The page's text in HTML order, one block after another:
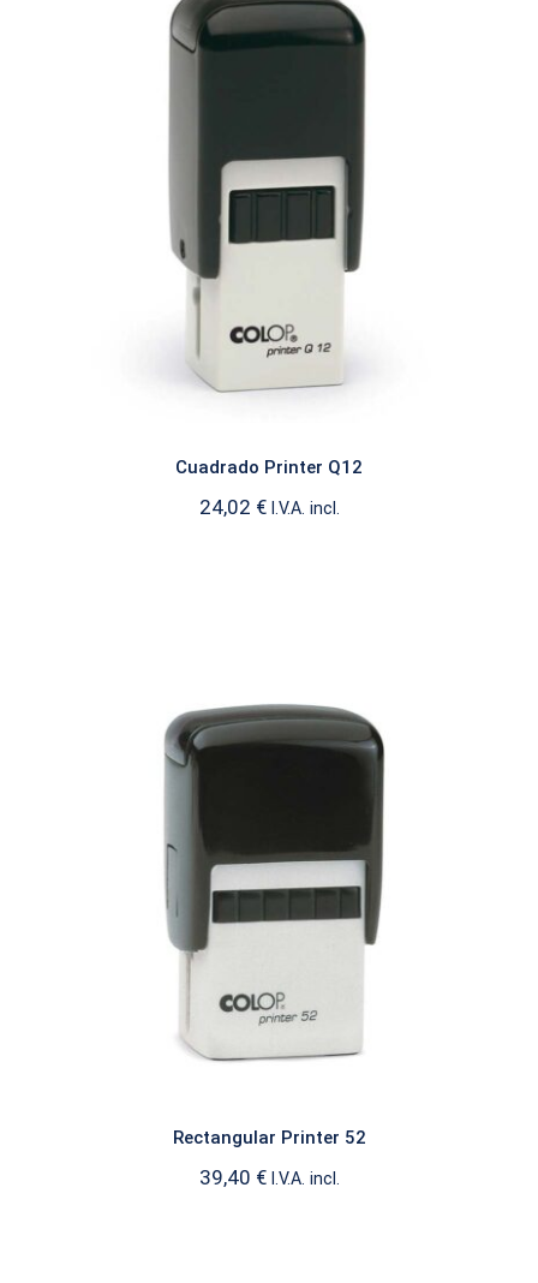
Cuadrado Printer Q12
CUADRADO
Cuadrado Printer Q12
24,02 € I.V.A. incl.
Rectangular Printer 52
PRINTER RECTANGULAR
Rectangular Printer 52
39,40 € I.V.A. incl.